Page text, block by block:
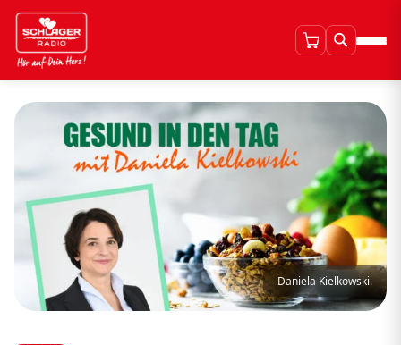
Daniela Kielkowski.